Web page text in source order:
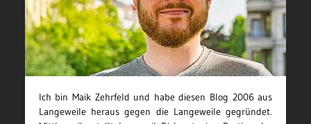
Ich bin Maik Zehrfeld und habe diesen Blog 2006 aus
Langeweile heraus gegen die Langeweile gegründet.